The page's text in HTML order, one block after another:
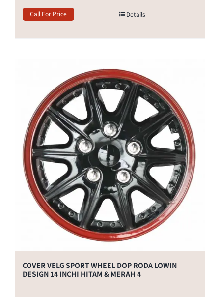
Call For Price Details
COVER VELG SPORT WHEEL DOP RODA LOWIN
DESIGN 14 INCHI HITAM & MERAH 4